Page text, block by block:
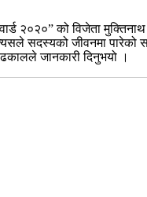
२०२०” को विजेता
सदस्यको जीवनमा पारेको
जानकारी दिनुभयो ।